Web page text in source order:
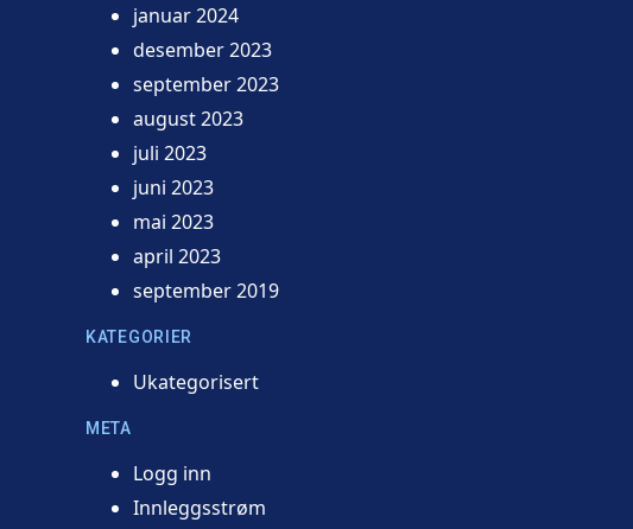
januar 2024
desember 2023
september 2023
august 2023
juli 2023
juni 2023
mai 2023
april 2023
september 2019
KATEGORIER
Ukategorisert
META
Logg inn
Innleggsstrøm